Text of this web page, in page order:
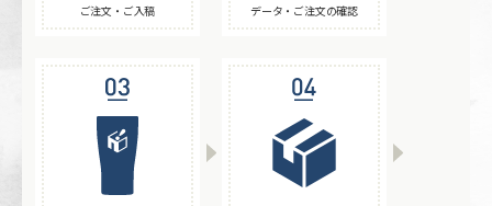
ご注文・ご入稿 データ・ご注文の確認